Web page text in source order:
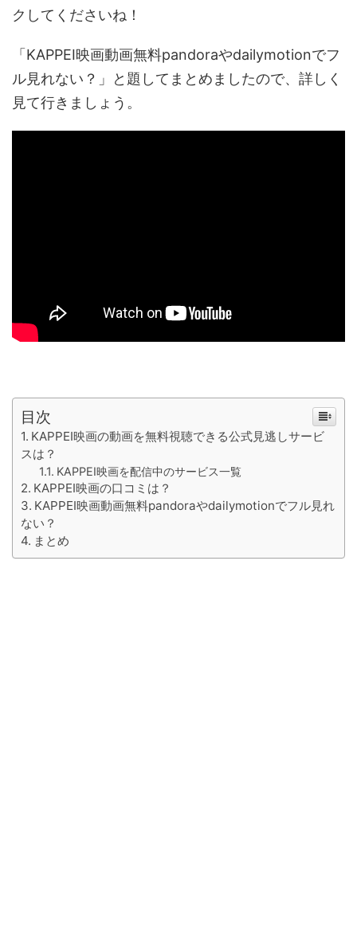
クしてくださいね！
「KAPPEI映画動画無料pandoraやdailymotionでフ
ル見れない？」と題してまとめましたので、詳しく
見て行きましょう。
目次
KAPPEI映画の動画を無料視聴できる公式見逃しサービ
スは？
KAPPEI映画を配信中のサービス一覧
KAPPEI映画の口コミは？
KAPPEI映画動画無料pandoraやdailymotionでフル見れ
ない？
まとめ